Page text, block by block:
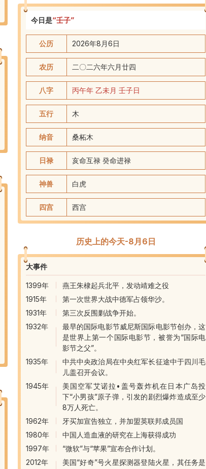
今日是“壬子”
公历 2026年8月6日
农历 二〇二六年六月廿四
八字 丙午年 乙未月 壬子日
五行 木
纳音 桑柘木
日禄 亥命互禄 癸命进禄
神兽 白虎
四宫 西宫
历史上的今天-8月6日
大事件
1399年
燕王朱棣起兵北平，发动靖难之役
1915年
第一次世界大战中德军占领华沙。
1931年
第三次反围剿战争开始。
1932年
最早的国际电影节威尼斯国际电影节创办，这
是世界上第一个国际电影节，被誉为“国际电
影节之父”。
1935年
中共中央政治局在中央红军长征途中于四川毛
儿盖召开会议。
1945年
美国空军艾诺拉•盖号轰炸机在日本广岛投
下“小男孩”原子弹，引发的剧烈爆炸造成至少
8万人死亡。
1962年
牙买加宣告独立，并加盟英联邦成员国
1980年
中国人造血液的研究在上海获得成功
1997年
“微软”与“苹果”宣布合作计划。
2012年
美国“好奇”号火星探测器登陆火星，其任务是